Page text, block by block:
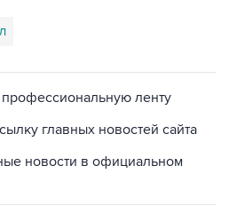
профессиональную ленту
главных новостей сайта
новости в официальном